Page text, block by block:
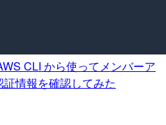
CLI から使ってメンバーア
情報を確認してみた